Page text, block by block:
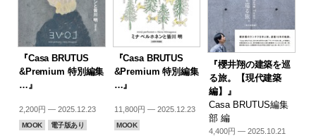
『Casa BRUTUS
&Premium 特別編集
…』
2,200円 — 2025.12.23
MOOK 電子版あり
『Casa BRUTUS
&Premium 特別編集
…』
11,800円 — 2025.12.23
MOOK
『櫻井翔の建築を巡
る旅。【現代建築
編】』
Casa BRUTUS編集
部 編
4,400円 — 2025.10.21